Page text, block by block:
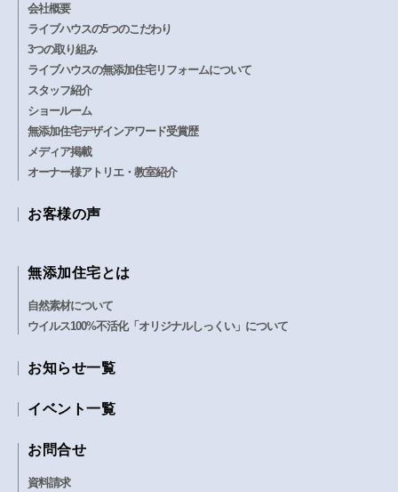
会社概要
ライブハウスの5つのこだわり
3つの取り組み
ライブハウスの無添加住宅リフォームについて
スタッフ紹介
ショールーム
無添加住宅デザインアワード受賞歴
メディア掲載
オーナー様アトリエ・教室紹介
お客様の声
無添加住宅とは
自然素材について
ウイルス100%不活化「オリジナルしっくい」について
お知らせ一覧
イベント一覧
お問合せ
資料請求